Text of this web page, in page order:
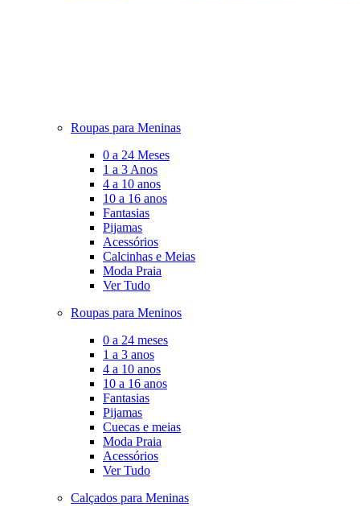
Roupas para Meninas
0 a 24 Meses
1 a 3 Anos
4 a 10 anos
10 a 16 anos
Fantasias
Pijamas
Acessórios
Calcinhas e Meias
Moda Praia
Ver Tudo
Roupas para Meninos
0 a 24 meses
1 a 3 anos
4 a 10 anos
10 a 16 anos
Fantasias
Pijamas
Cuecas e meias
Moda Praia
Acessórios
Ver Tudo
Calçados para Meninas